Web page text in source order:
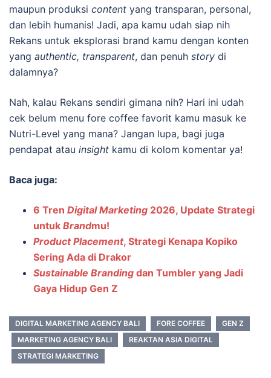
maupun produksi content yang transparan, personal,
dan lebih humanis! Jadi, apa kamu udah siap nih
Rekans untuk eksplorasi brand kamu dengan konten
yang authentic, transparent, dan penuh story di
dalamnya?
Nah, kalau Rekans sendiri gimana nih? Hari ini udah
cek belum menu fore coffee favorit kamu masuk ke
Nutri-Level yang mana? Jangan lupa, bagi juga
pendapat atau insight kamu di kolom komentar ya!
Baca juga:
6 Tren Digital Marketing 2026, Update Strategi
untuk Brandmu!
Product Placement, Strategi Kenapa Kopiko
Sering Ada di Drakor
Sustainable Branding dan Tumbler yang Jadi
Gaya Hidup Gen Z
DIGITAL MARKETING AGENCY BALI FORE COFFEE
GEN Z
MARKETING AGENCY BALI
REAKTAN ASIA DIGITAL
STRATEGI MARKETING